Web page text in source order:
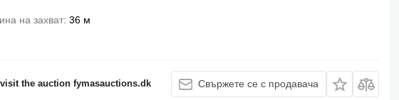
на захват 36 м
the auction fymasauctions.dk Свържете се с продавача